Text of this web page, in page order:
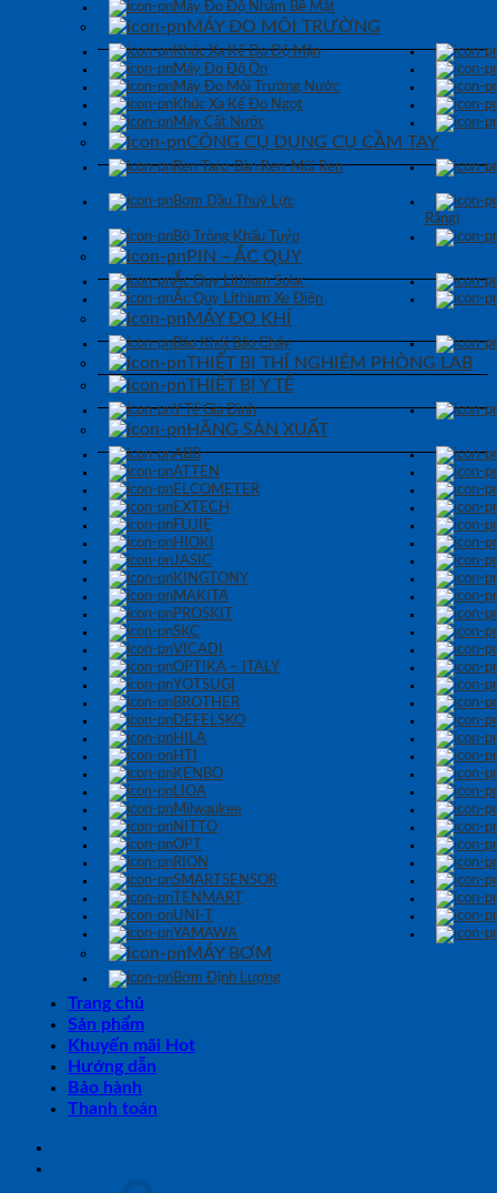
Máy Đo Độ Nhám Bề Mặt
MÁY ĐO MÔI TRƯỜNG
Khúc Xạ Kế Đo Độ Mặn
Máy Đo Độ Ồn
Máy Đo Môi Trường Nước
Khúc Xạ Kế Đo Ngọt
Máy Cất Nước
CÔNG CỤ DỤNG CỤ CẦM TAY
Ren Taro-Bàn Ren-Mũi Ren
Bơm Dầu Thuỷ Lực
Răng)
Bộ Tròng Khẩu Tuýp
PIN – ẮC QUY
Ắc Quy Lithium Solar
Ắc Quy Lithium Xe Điện
MÁY ĐO KHÍ
Báo Khói Báo Cháy
THIẾT BỊ THÍ NGHIỆM PHÒNG LAB
THIẾT BỊ Y TẾ
Y Tế Gia Đình
HÃNG SẢN XUẤT
ABB
ATTEN
ELCOMETER
EXTECH
FUJIE
HIOKI
JASIC
KINGTONY
MAKITA
PROSKIT
SKC
VICADI
OPTIKA – ITALY
YOTSUGI
BROTHER
DEFELSKO
HILA
HTI
KENBO
LIOA
Milwaukee
NITTO
OPT
RION
SMARTSENSOR
TENMART
UNI-T
YAMAWA
MÁY BƠM
Bơm Định Lượng
Trang chủ
Sản phẩm
Khuyến mãi Hot
Hướng dẫn
Bảo hành
Thanh toán